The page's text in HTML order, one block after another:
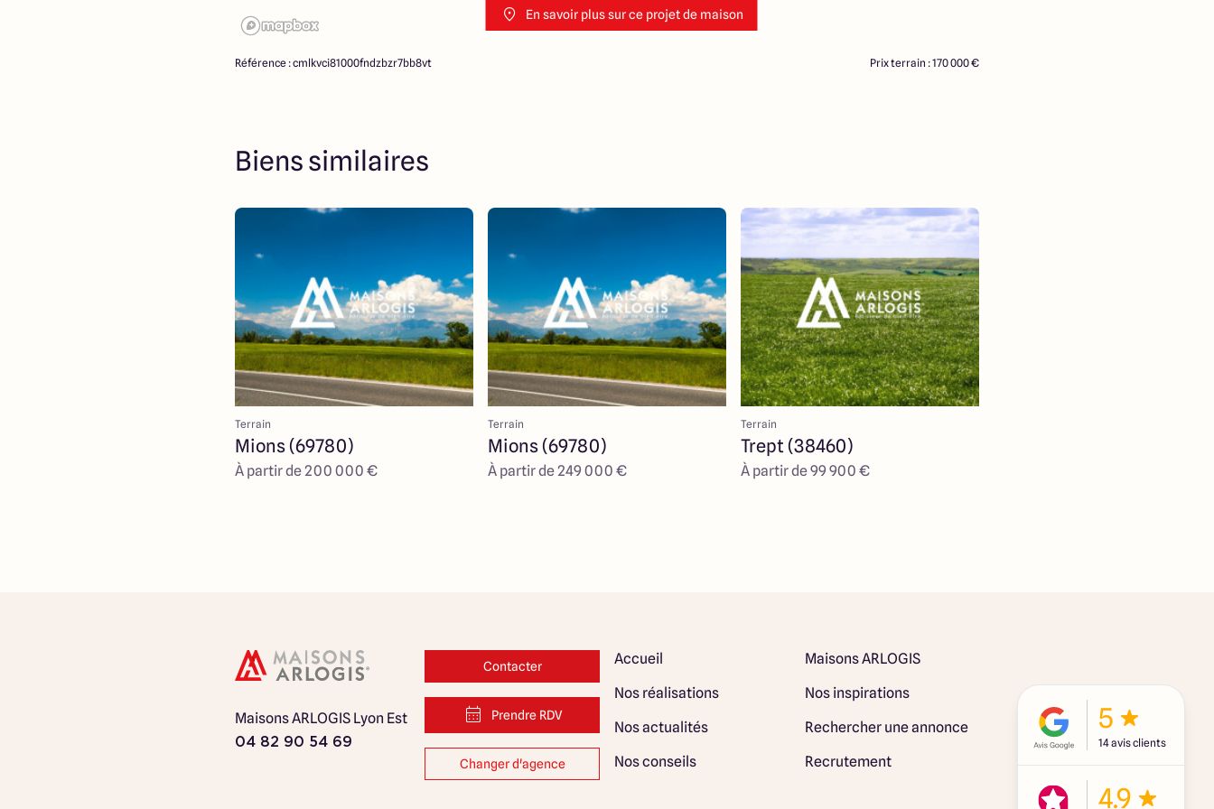
En savoir plus sur ce projet de maison
Référence : cmlkvci81000fndzbzr7bb8vt Prix terrain : 170 000 €
Biens similaires
Terrain
Mions (69780)
À partir de 200 000 €
Terrain
Mions (69780)
À partir de 249 000 €
Terrain
Trept (38460)
À partir de 99 900 €
5
14 avis clients
4.9
Maisons ARLOGIS Lyon Est
04 82 90 54 69
Contacter
Prendre RDV
Changer d'agence
Accueil
Maisons ARLOGIS
Nos réalisations
Nos inspirations
Nos actualités
Rechercher une annonce
Nos conseils
Recrutement